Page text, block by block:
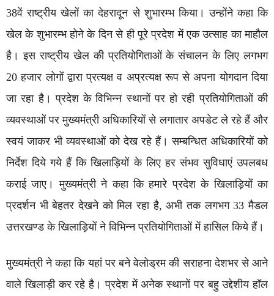
38वें राष्ट्रीय खेलों का देहरादून से शुभारम्भ किया। उन्होंने कहा कि
खेल के शुभारम्भ होने के दिन से ही पूरे प्रदेश में एक उत्साह का माहौल
है। इस राष्ट्रीय खेल की प्रतियोगिताओं के संचालन के लिए लगभग
20 हजार लोगों द्वारा प्रत्यक्ष व अप्रत्यक्ष रूप से अपना योगदान दिया
जा रहा है। प्रदेश के विभिन्न स्थानों पर हो रही प्रतियोगिताओं की
व्यवस्थाओं पर मुख्यमंत्री अधिकारियों से लगातार अपडेट ले रहे हैं और
स्वयं जाकर भी व्यवस्थाओं को देख रहे हैं। सम्बन्धित अधिकारियों को
निर्देश दिये गये हैं कि खिलाड़ियों के लिए हर संभव सुविधाएं उपलबध
कराई जाए। मुख्यमंत्री ने कहा कि हमारे प्रदेश के खिलाड़ियों का
प्रदर्शन भी बेहतर देखने को मिल रहा है, अभी तक लगभग 33 मैडल
उत्तरखण्ड के खिलाड़ियों ने विभिन्न प्रतियोगिताओं में हासिल किये हैं।
मुख्यमंत्री ने कहा कि यहां पर बने वेलोड्रम की सराहना देशभर से आने
वाले खिलाड़ी कर रहे है। प्रदेश में अनेक स्थानों पर बहु उद्देशीय हॉल